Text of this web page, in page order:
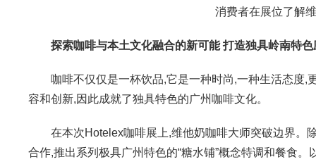
消费者在展位了解
探索咖啡与本土文化融合的新可能 打造独具岭南特
咖啡不仅仅是一杯饮品,它是一种时尚,一种生活态度,
容和创新,因此成就了独具特色的广州咖啡文化。
在本次Hotelex咖啡展上,维他奶咖啡大师突破边界。
合作,推出系列极具广州特色的“糖水铺”概念特调和餐食